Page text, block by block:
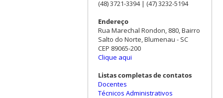
(48) 3721-3394 | (47) 3232-5194
Endereço
Rua Marechal Rondon, 880, Bairro
Salto do Norte, Blumenau - SC
CEP 89065-200
Clique aqui
Listas completas de contatos
Docentes
Técnicos Administrativos